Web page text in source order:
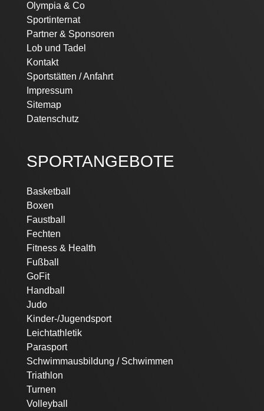
Olympia & Co
Sportinternat
Partner & Sponsoren
Lob und Tadel
Kontakt
Sportstätten / Anfahrt
Impressum
Sitemap
Datenschutz
SPORTANGEBOTE
Navigation
überspringen
Basketball
Boxen
Faustball
Fechten
Fitness & Health
Fußball
GoFit
Handball
Judo
Kinder-/Jugendsport
Leichtathletik
Parasport
Schwimmausbildung / Schwimmen
Triathlon
Turnen
Volleyball